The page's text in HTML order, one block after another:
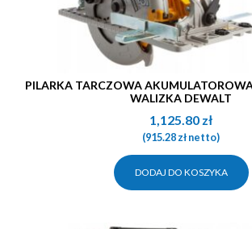
PILARKA TARCZOWA AKUMULATOROWA 184MM XR 18V
WALIZKA DEWALT
1,125.80 zł
(915.28złnetto)
DODAJ DO KOSZYKA